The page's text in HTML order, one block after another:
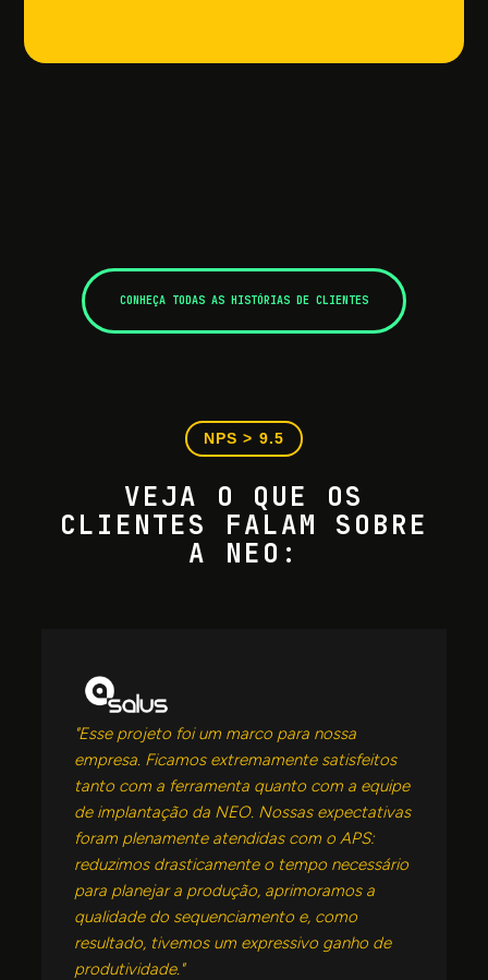
CONHEÇA TODAS AS HISTÓRIAS DE CLIENTES
NPS > 9.5
VEJA O QUE OS
CLIENTES FALAM SOBRE
A NEO:
"Esse projeto foi um marco para nossa
empresa. Ficamos extremamente satisfeitos
tanto com a ferramenta quanto com a equipe
de implantação da NEO. Nossas expectativas
foram plenamente atendidas com o APS:
reduzimos drasticamente o tempo necessário
para planejar a produção, aprimoramos a
qualidade do sequenciamento e, como
resultado, tivemos um expressivo ganho de
produtividade."